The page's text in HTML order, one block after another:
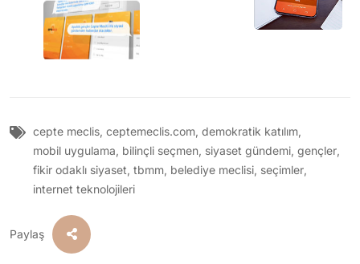
cepte meclis, ceptemeclis.com, demokratik katılım,
mobil uygulama, bilinçli seçmen, siyaset gündemi, gençler,
fikir odaklı siyaset, tbmm, belediye meclisi, seçimler,
internet teknolojileri
Paylaş